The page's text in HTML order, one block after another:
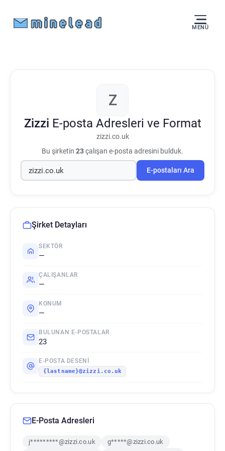
MENÜ
Z
Zizzi E-posta Adresleri ve Format
zizzi.co.uk
Bu şirketin 23çalışan e-posta adresini bulduk.
E-postaları Ara
Şirket Detayları
SEKTÖR
—
ÇALIŞANLAR
—
KONUM
—
BULUNAN E-POSTALAR
23
E-POSTA DESENI
{lastname}@zizzi.co.uk
E-Posta Adresleri
j*********@zizzi.co.uk
g*****@zizzi.co.uk